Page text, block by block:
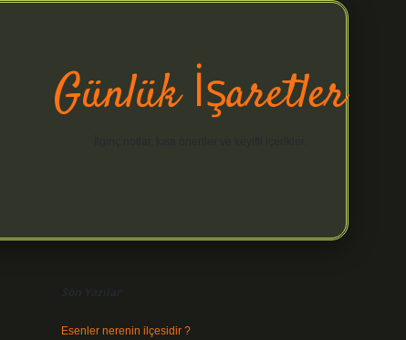
Günlük İşaretler
Son Yazılar
Esenler nerenin ilçesidir ?